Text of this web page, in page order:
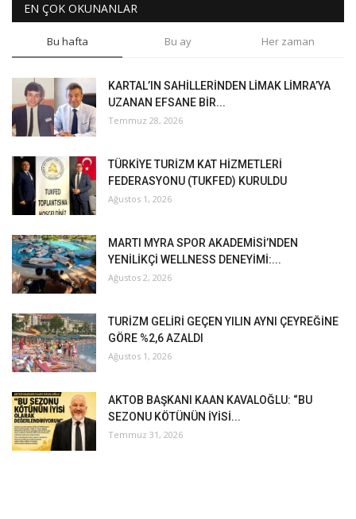
EN ÇOK OKUNANLAR
Bu hafta Bu ay Her zaman
KARTAL’IN SAHİLLERİNDEN LİMAK LİMRA’YA
UZANAN EFSANE BİR...
Temmuz 28, 2026
TÜRKİYE TURİZM KAT HİZMETLERİ
FEDERASYONU (TUKFED) KURULDU
Ağustos 1, 2026
MARTI MYRA SPOR AKADEMİSİ’NDEN
YENİLİKÇİ WELLNESS DENEYİMİ:...
Ağustos 2, 2026
TURİZM GELİRİ GEÇEN YILIN AYNI ÇEYREĞİNE
GÖRE %2,6 AZALDI
Ağustos 1, 2026
AKTOB BAŞKANI KAAN KAVALOĞLU: “BU
SEZONU KÖTÜNÜN İYİSİ...
Temmuz 31, 2026